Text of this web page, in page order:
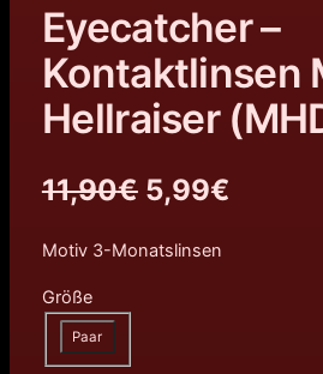
Eyecatcher –
Kontaktlinsen
Hellraiser
11,90€ U
5,99€
Motiv 3-Monatslinsen
Größe
Paar